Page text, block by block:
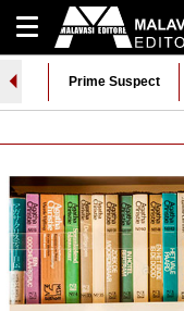
Collane
Newsletter
Distribuzione
Contatti
Prime Suspect
⏴